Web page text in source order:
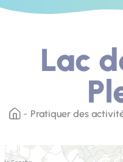
Lac
Pratiquer des